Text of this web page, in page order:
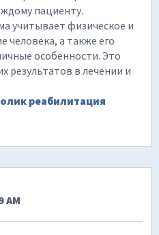
пациенту.
учитывает физическое и
человека, а также его
особенности. Это
результатов в лечении и
реабилитация
AM